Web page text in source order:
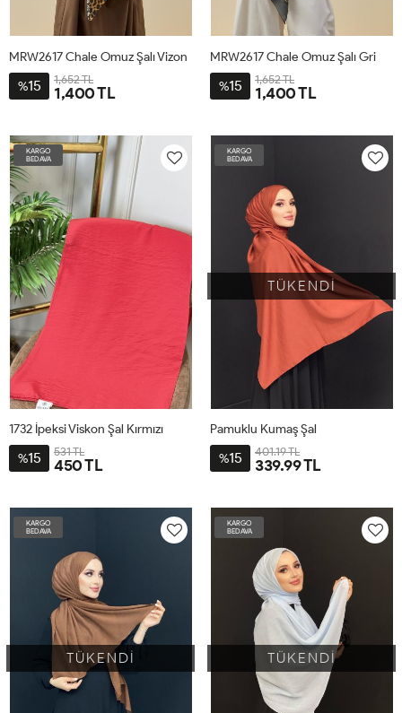
MRW2617 Chale Omuz Şalı Vizon
%15 1,652 TL
1,400 TL
MRW2617 Chale Omuz Şalı Gri
%15 1,652 TL
1,400 TL
KARGO
BEDAVA
1732 İpeksi Viskon Şal Kırmızı
%15 531 TL
450 TL
KARGO
BEDAVA
TÜKENDİ
Pamuklu Kumaş Şal
%15 401.19 TL
339.99 TL
KARGO
BEDAVA
TÜKENDİ
KARGO
BEDAVA
TÜKENDİ